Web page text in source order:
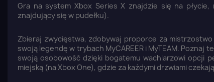
Gra na system Xbox Series X znajdzie się na
znajdujący się w pudełku).
Zbieraj zwycięstwa, zdobywaj proporce za
swoją legendę w trybach MyCAREER i MyTEAM. Poznaj
swoją osobowość dzięki bogatemu wachlarzowi opcji
miejską (na Xbox One), gdzie za każdymi drzwiami